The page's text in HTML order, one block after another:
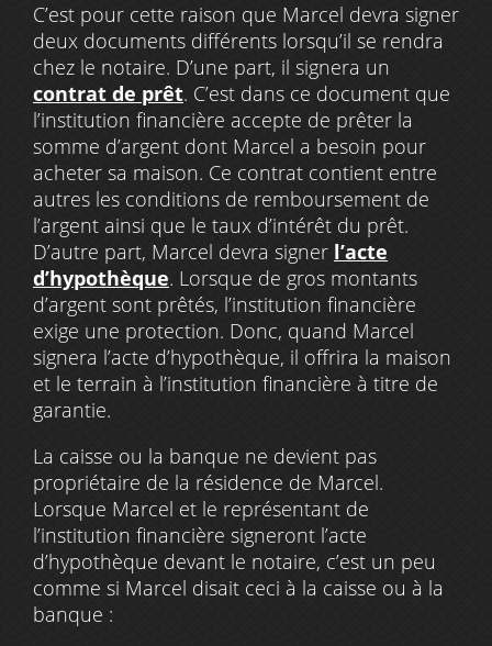
C’est pour cette raison que Marcel devra signer
deux documents différents lorsqu’il se rendra
chez le notaire. D’une part, il signera un
contrat de prêt. C’est dans ce document que
l’institution financière accepte de prêter la
somme d’argent dont Marcel a besoin pour
acheter sa maison. Ce contrat contient entre
autres les conditions de remboursement de
l’argent ainsi que le taux d’intérêt du prêt.
D’autre part, Marcel devra signer l’acte
d’hypothèque. Lorsque de gros montants
d’argent sont prêtés, l’institution financière
exige une protection. Donc, quand Marcel
signera l’acte d’hypothèque, il offrira la maison
et le terrain à l’institution financière à titre de
garantie.
La caisse ou la banque ne devient pas
propriétaire de la résidence de Marcel.
Lorsque Marcel et le représentant de
l’institution financière signeront l’acte
d’hypothèque devant le notaire, c’est un peu
comme si Marcel disait ceci à la caisse ou à la
banque :